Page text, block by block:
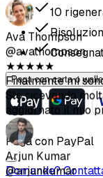
10
Paga con carta o
o
Paga con PayPal
Domande?